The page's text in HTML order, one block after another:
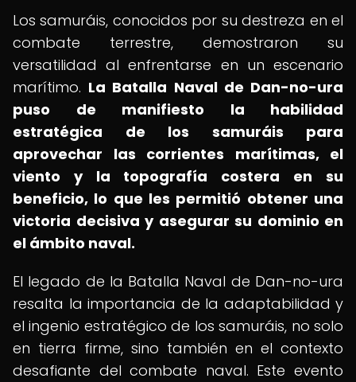
Los samuráis, conocidos por su destreza en el
combate terrestre, demostraron su
versatilidad al enfrentarse en un escenario
marítimo. La Batalla Naval de Dan-no-ura
puso de manifiesto la habilidad
estratégica de los samuráis para
aprovechar las corrientes marítimas, el
viento y la topografía costera en su
beneficio, lo que les permitió obtener una
victoria decisiva y asegurar su dominio en
el ámbito naval.
El legado de la Batalla Naval de Dan-no-ura
resalta la importancia de la adaptabilidad y
el ingenio estratégico de los samuráis, no solo
en tierra firme, sino también en el contexto
desafiante del combate naval. Este evento